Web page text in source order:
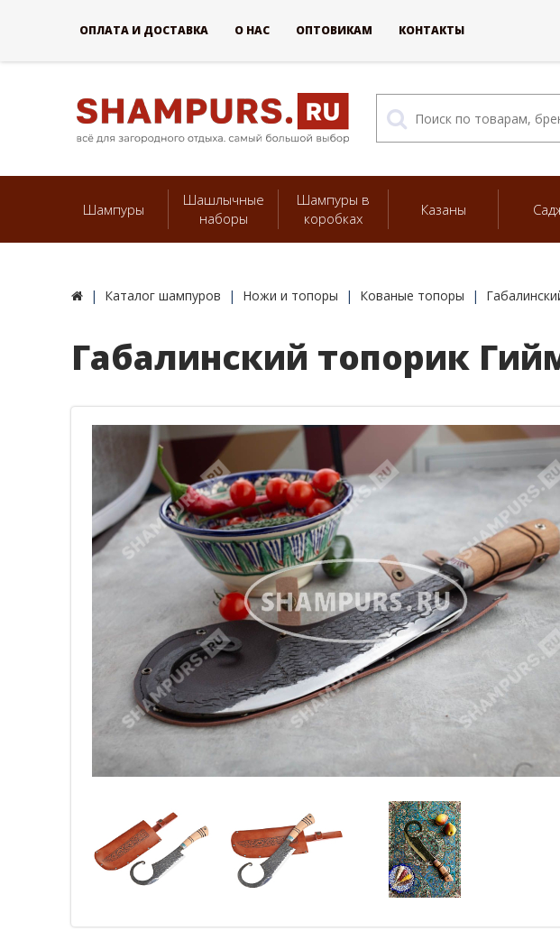
Шампуры
Шашлычные
наборы
Шампуры в
коробках
Казаны
Каталог шампуров Ножи и топоры Кованые топоры
Габалинский топорик
ОПЛАТА И ДОСТАВКА О НАС ОПТОВИКАМ КОНТАКТЫ